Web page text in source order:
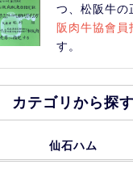
つ、松阪牛
阪肉牛協會
す。
カテゴリから探す
仙石ハム